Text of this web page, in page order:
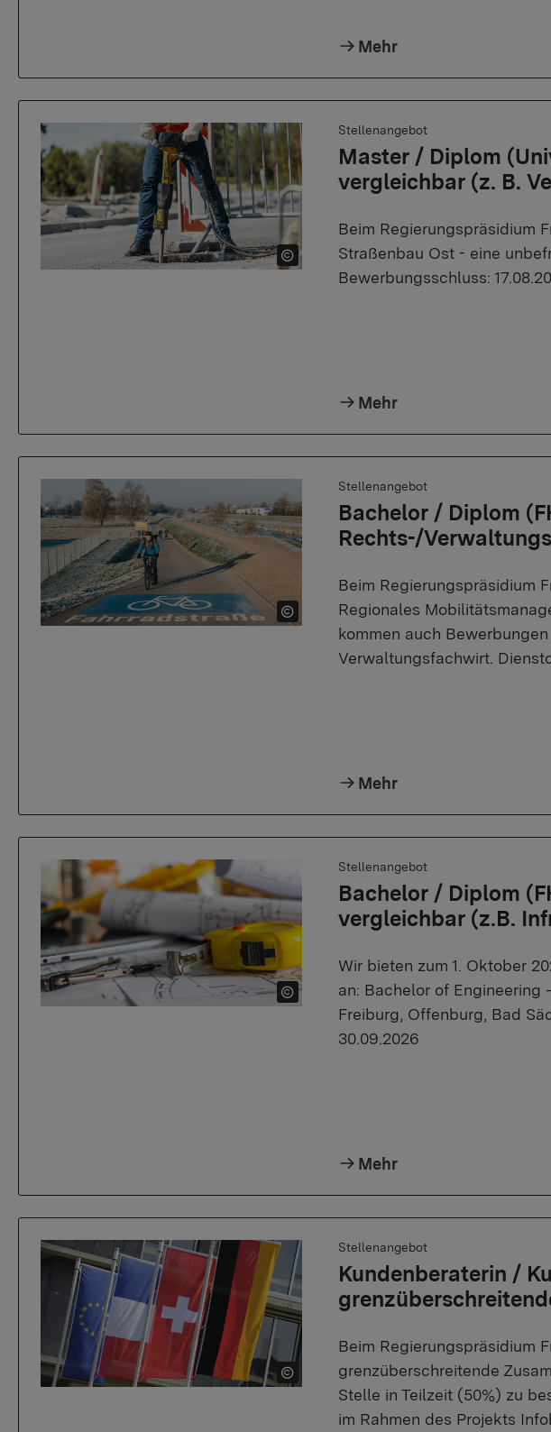
Mehr
Master / Diplom
vergleichbar (z. B.
Stellenangebot
Beim Regierungspräsidium
Straßenbau Ost - eine
Bewerbungsschluss:
Mehr
Bachelor / Diplom
Rechts-/
Stellenangebot
Beim Regierungspräsidium
Regionales
kommen auch
Verwaltungsfachwirt.
Mehr
Bachelor / Diplom
vergleichbar (z.B.
Stellenangebot
Wir bieten zum 1. Oktober
an: Bachelor of
Freiburg, Offenburg, Bad
30.09.2026
Mehr
Kundenberaterin /
Stellenangebot
Beim Regierungspräsidium
grenzüberschreitende
Stelle in Teilzeit (50%) zu
im Rahmen des Projekts